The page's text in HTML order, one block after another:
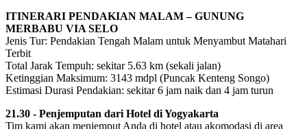
ITINERARI PENDAKIAN MALAM – GUNUNG
MERBABU VIA SELO
Jenis Tur: Pendakian Tengah Malam untuk Menyambut Matahari
Terbit
Total Jarak Tempuh: sekitar 5.63 km (sekali jalan)
Ketinggian Maksimum: 3143 mdpl (Puncak Kenteng Songo)
Estimasi Durasi Pendakian: sekitar 6 jam naik dan 4 jam turun
21.30 - Penjemputan dari Hotel di Yogyakarta
Tim kami akan menjemput Anda di hotel atau akomodasi di area